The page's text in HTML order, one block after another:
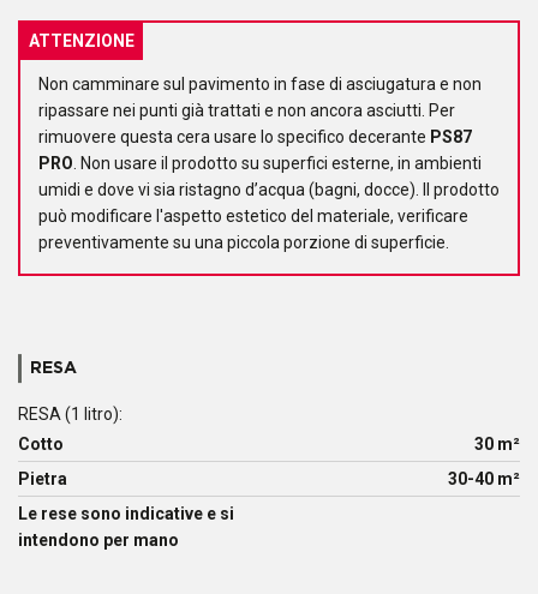
ATTENZIONE
Non camminare sul pavimento in fase di asciugatura e non
ripassare nei punti già trattati e non ancora asciutti. Per
rimuovere questa cera usare lo specifico decerante PS87
PRO. Non usare il prodotto su superfici esterne, in ambienti
umidi e dove vi sia ristagno d’acqua (bagni, docce). Il prodotto
può modificare l'aspetto estetico del materiale, verificare
preventivamente su una piccola porzione di superficie.
RESA
RESA (1 litro):
Cotto
30 m²
Pietra
30-40 m²
Le rese sono indicative e si
intendono per mano